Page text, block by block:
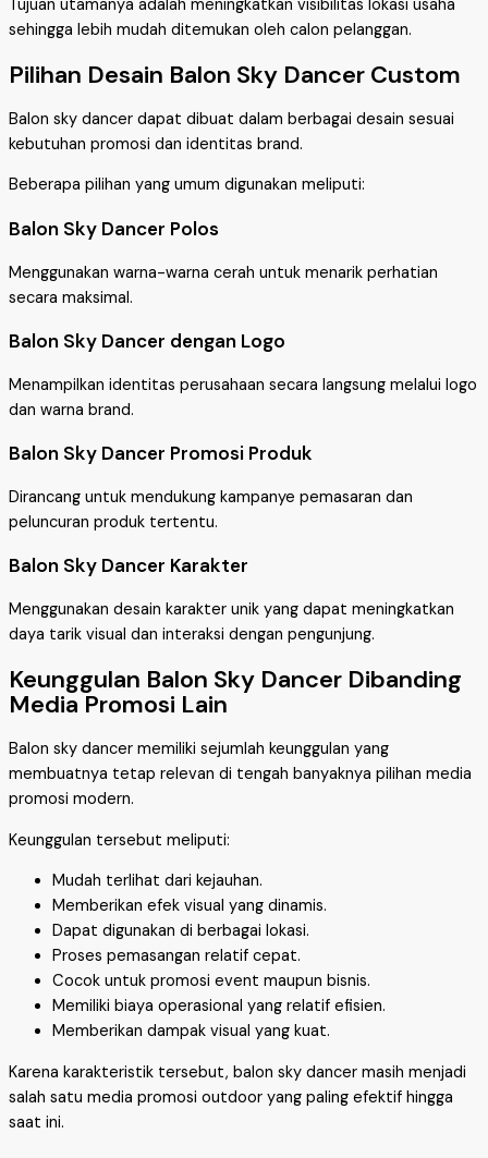
Tujuan utamanya adalah meningkatkan visibilitas lokasi usaha
sehingga lebih mudah ditemukan oleh calon pelanggan.
Pilihan Desain Balon Sky Dancer Custom
Balon sky dancer dapat dibuat dalam berbagai desain sesuai
kebutuhan promosi dan identitas brand.
Beberapa pilihan yang umum digunakan meliputi:
Balon Sky Dancer Polos
Menggunakan warna-warna cerah untuk menarik perhatian
secara maksimal.
Balon Sky Dancer dengan Logo
Menampilkan identitas perusahaan secara langsung melalui logo
dan warna brand.
Balon Sky Dancer Promosi Produk
Dirancang untuk mendukung kampanye pemasaran dan
peluncuran produk tertentu.
Balon Sky Dancer Karakter
Menggunakan desain karakter unik yang dapat meningkatkan
daya tarik visual dan interaksi dengan pengunjung.
Keunggulan Balon Sky Dancer Dibanding
Media Promosi Lain
Balon sky dancer memiliki sejumlah keunggulan yang
membuatnya tetap relevan di tengah banyaknya pilihan media
promosi modern.
Keunggulan tersebut meliputi:
Mudah terlihat dari kejauhan.
Memberikan efek visual yang dinamis.
Dapat digunakan di berbagai lokasi.
Proses pemasangan relatif cepat.
Cocok untuk promosi event maupun bisnis.
Memiliki biaya operasional yang relatif efisien.
Memberikan dampak visual yang kuat.
Karena karakteristik tersebut, balon sky dancer masih menjadi
salah satu media promosi outdoor yang paling efektif hingga
saat ini.